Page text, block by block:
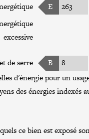
E
263
excessive
de serre B
8
d'énergie pour un
des énergies indexés
ce bien est exposé